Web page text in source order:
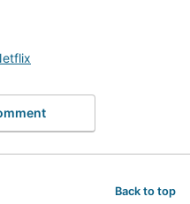
Back to top